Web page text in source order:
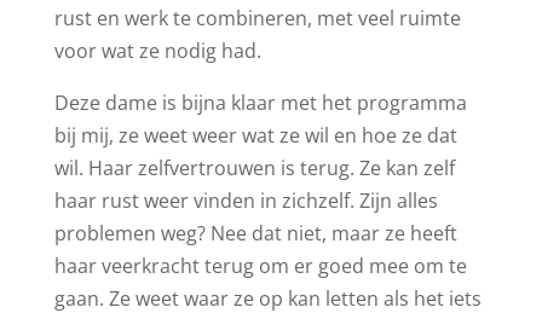
rust en werk te combineren, met veel ruimte
voor wat ze nodig had.
Deze dame is bijna klaar met het programma
bij mij, ze weet weer wat ze wil en hoe ze dat
wil. Haar zelfvertrouwen is terug. Ze kan zelf
haar rust weer vinden in zichzelf. Zijn alles
problemen weg? Nee dat niet, maar ze heeft
haar veerkracht terug om er goed mee om te
gaan. Ze weet waar ze op kan letten als het iets